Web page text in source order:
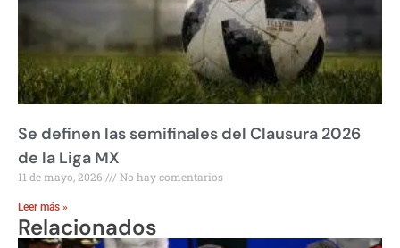
Se definen las semifinales del Clausura 2026
de la Liga MX
11 de mayo, 2026 No hay comentarios
Leer más »
Relacionados